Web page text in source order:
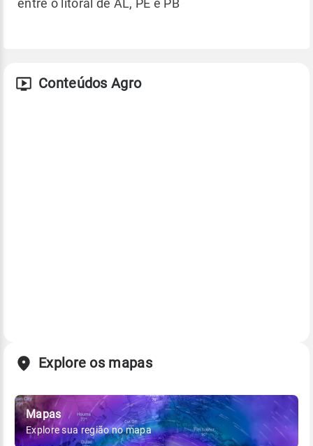
entre o litoral de AL, PE e PB
Conteúdos Agro
Explore os mapas
Mapas
Explore sua região no mapa